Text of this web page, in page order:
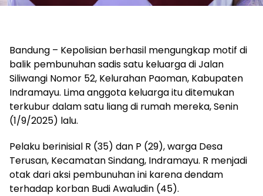
Bandung – Kepolisian berhasil mengungkap motif di
balik pembunuhan sadis satu keluarga di Jalan
Siliwangi Nomor 52, Kelurahan Paoman, Kabupaten
Indramayu. Lima anggota keluarga itu ditemukan
terkubur dalam satu liang di rumah mereka, Senin
(1/9/2025) lalu.
Pelaku berinisial R (35) dan P (29), warga Desa
Terusan, Kecamatan Sindang, Indramayu. R menjadi
otak dari aksi pembunuhan ini karena dendam
terhadap korban Budi Awaludin (45).